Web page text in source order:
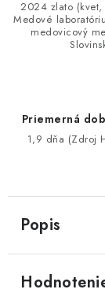
2024 zlato
Medové
medovicový
Priemerná
1,9 dňa (Zdroj
Popis